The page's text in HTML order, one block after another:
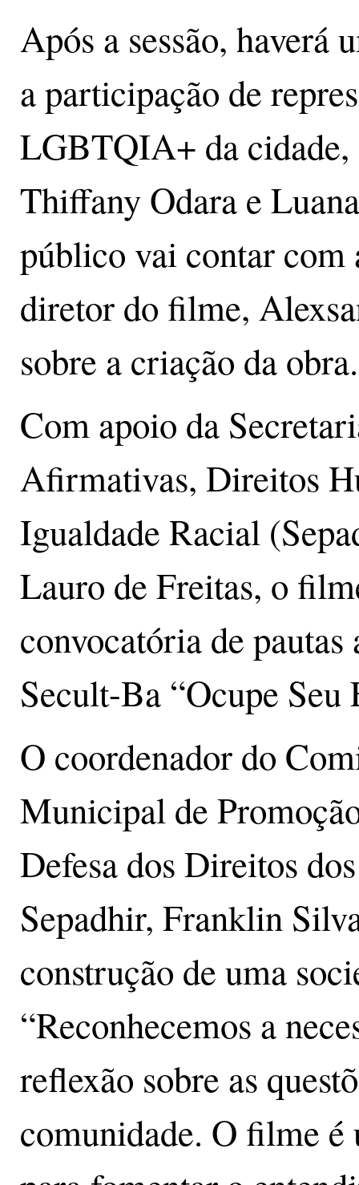
Após a sessão, haverá
a participação de
LGBTQIA+ da
Thiffany Odara e
público vai contar com
diretor do filme,
sobre a criação da obra.
Com apoio da
Afirmativas, Direitos
Igualdade Racial
Lauro de Freitas, o
convocatória de
Secult-Ba “Ocupe
O coordenador do
Municipal de
Defesa dos Direitos
Sepadhir, Franklin
construção de uma
“Reconhecemos a
reflexão sobre as
comunidade. O filme é